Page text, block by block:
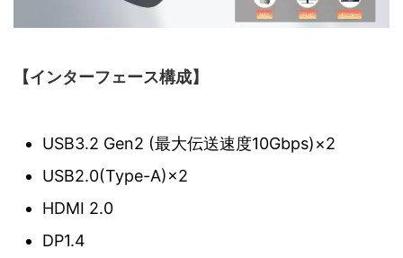
【インターフェース構成】
USB3.2 Gen2 (最大伝送速度10Gbps)×2
USB2.0(Type-A)×2
HDMI 2.0
DP1.4